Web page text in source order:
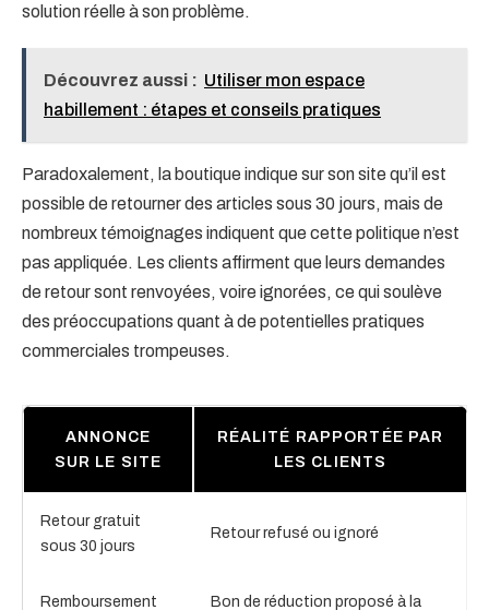
solution réelle à son problème.
Découvrez aussi : Utiliser mon espace
habillement : étapes et conseils pratiques
Paradoxalement, la boutique indique sur son site qu’il est
possible de retourner des articles sous 30 jours, mais de
nombreux témoignages indiquent que cette politique n’est
pas appliquée. Les clients affirment que leurs demandes
de retour sont renvoyées, voire ignorées, ce qui soulève
des préoccupations quant à de potentielles pratiques
commerciales trompeuses.
ANNONCE
SUR LE SITE
RÉALITÉ RAPPORTÉE PAR
LES CLIENTS
Retour gratuit
sous 30 jours
Retour refusé ou ignoré
Remboursement
Bon de réduction proposé à la